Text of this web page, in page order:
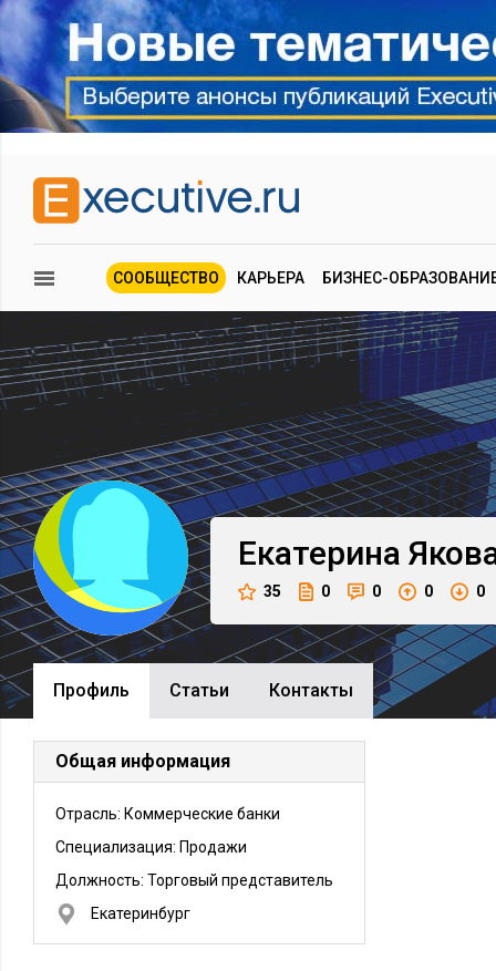
СООБЩЕСТВО КАРЬЕРА БИЗНЕС-
Екатерина
35 0 0 0 0
Профиль Cтатьи Контакты
Общая информация
Отрасль: Коммерческие банки
Специализация: Продажи
Должность: Торговый представитель
Екатеринбург